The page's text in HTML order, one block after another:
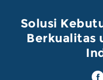
Solusi
Berkualitas